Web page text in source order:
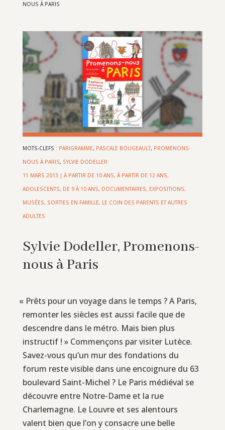
NOUS À PARIS
MOTS-CLEFS : PARIGRAMME, PASCALE BOUGEAULT, PROMENONS-
NOUS À PARIS, SYLVIE DODELLER
11 MARS 2013 | À PARTIR DE 10 ANS, À PARTIR DE 12 ANS,
ADOLESCENTS, DE 9 À 10 ANS, DOCUMENTAIRES, EXPOSITIONS,
MUSÉES, SORTIES EN FAMILLE, LE COIN DES PARENTS ET AUTRES
ADULTES
Sylvie Dodeller, Promenons-
nous à Paris
« Prêts pour un voyage dans le temps ? A Paris,
remonter les siècles est aussi facile que de
descendre dans le métro. Mais bien plus
instructif ! » Commençons par visiter Lutèce.
Savez-vous qu’un mur des fondations du
forum reste visible dans une encoignure du 63
boulevard Saint-Michel ? Le Paris médiéval se
découvre entre Notre-Dame et la rue
Charlemagne. Le Louvre et ses alentours
valent bien que l’on y consacre une belle